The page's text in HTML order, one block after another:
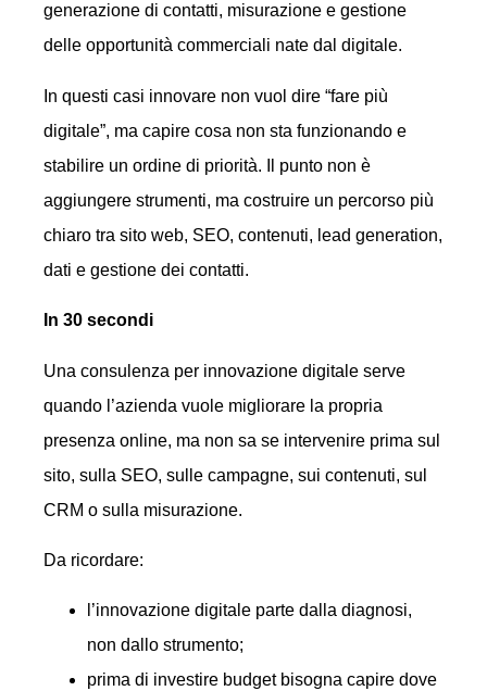
generazione di contatti, misurazione e gestione
delle opportunità commerciali nate dal digitale.
In questi casi innovare non vuol dire “fare più
digitale”, ma capire cosa non sta funzionando e
stabilire un ordine di priorità. Il punto non è
aggiungere strumenti, ma costruire un percorso più
chiaro tra sito web, SEO, contenuti, lead generation,
dati e gestione dei contatti.
In 30 secondi
Una consulenza per innovazione digitale serve
quando l’azienda vuole migliorare la propria
presenza online, ma non sa se intervenire prima sul
sito, sulla SEO, sulle campagne, sui contenuti, sul
CRM o sulla misurazione.
Da ricordare:
l’innovazione digitale parte dalla diagnosi,
non dallo strumento;
prima di investire budget bisogna capire dove